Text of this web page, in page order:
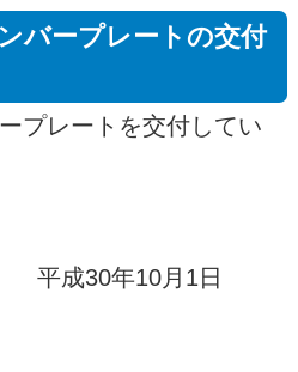
バープレートの交付
プレートを交付してい
30年10月1日